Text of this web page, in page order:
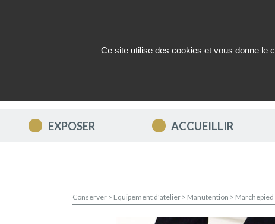
EXPOSER ACCUEILLIR
Conserver > Equipement d'atelier > Manutention >
Ce site utilise des cookies et vous donne le